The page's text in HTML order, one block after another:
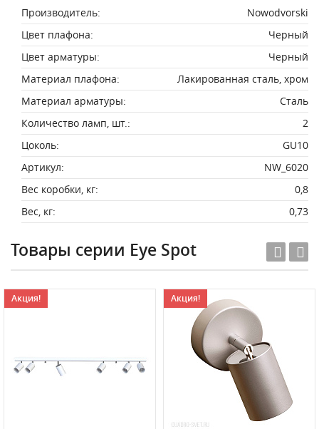
Производитель:
Nowodvorski
Цвет плафона:
Черный
Цвет арматуры:
Черный
Материал плафона:
Лакированная сталь, хром
Материал арматуры:
Сталь
Количество ламп, шт.:
2
Цоколь:
GU10
Артикул:
NW_6020
Вес коробки, кг:
0,8
Вес, кг:
0,73
Товары серии Eye Spot
Акция! Акция!